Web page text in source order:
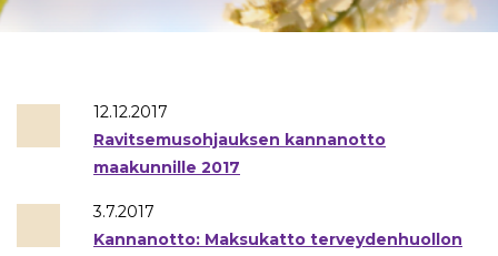
12.12.2017
Ravitsemusohjauksen kannanotto
maakunnille 2017
3.7.2017
Kannanotto: Maksukatto ter­vey­den­huol­lon